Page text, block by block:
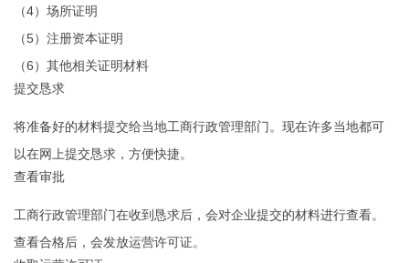
（4）场所证明
（5）注册资本证明
（6）其他相关证明材料
提交恳求
将准备好的材料提交给当地工商行政管理部门。现在许多当地都可
以在网上提交恳求，方便快捷。
查看审批
工商行政管理部门在收到恳求后，会对企业提交的材料进行查看。
查看合格后，会发放运营许可证。